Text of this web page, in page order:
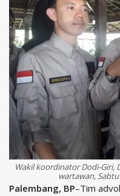
Wakil koordinator Dodi-Giri,
wartawan,
Palembang, BP–Tim